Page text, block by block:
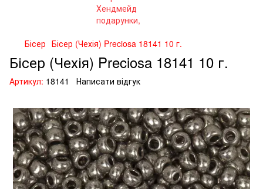
Бісер Бісер (Чехія) Preciosa 18141 10 г.
Бісер (Чехія) Preciosa 18141 10 г.
Артикул: 18141 Написати відгук